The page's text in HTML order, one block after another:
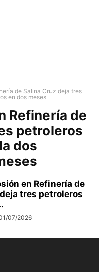
de Salina Cruz deja tres
en dos meses
Refinería de
petroleros
dos
en Refinería de
tres petroleros
07/2026